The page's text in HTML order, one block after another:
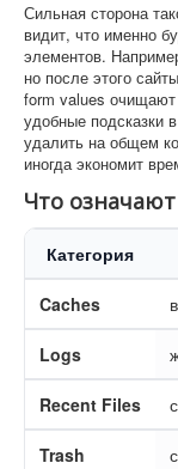
Сильная сторона
видит, что именно
элементов.
но после этого
form values очищают
удобные подсказки
удалить на общем
иногда экономит
Что
Категория
Caches
Logs
Recent Files
Trash